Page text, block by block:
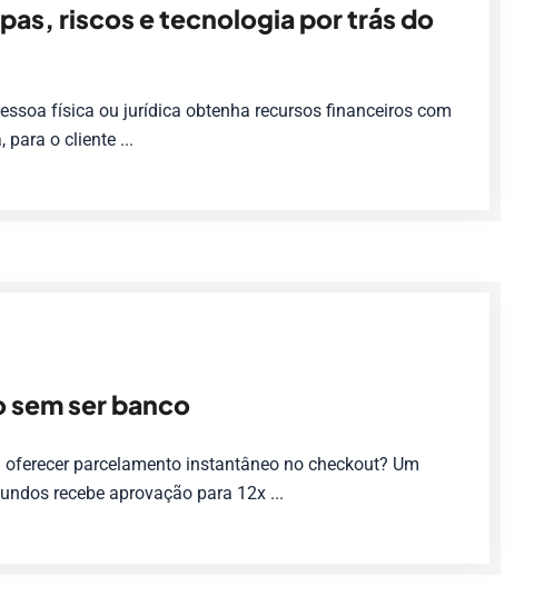
riscos e tecnologia por trás do
física ou jurídica obtenha recursos financeiros com
para o cliente ...
ser banco
parcelamento instantâneo no checkout? Um
recebe aprovação para 12x ...